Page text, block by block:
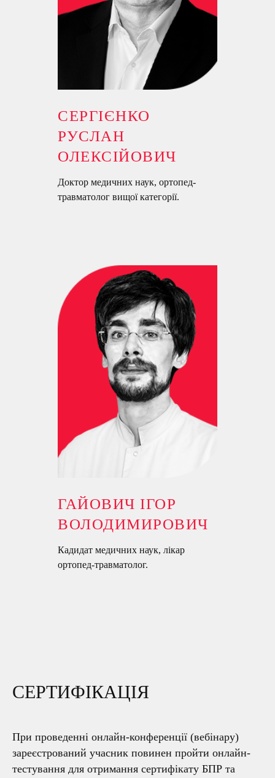
СЕРГІЄНКО
РУСЛАН
ОЛЕКСІЙОВИЧ
Доктор медичних наук, ортопед-
травматолог вищої категорії.
ГАЙОВИЧ ІГОР
ВОЛОДИМИРОВИЧ
Кадидат медичних наук, лікар
ортопед-травматолог.
СЕРТИФІКАЦІЯ
При проведенні онлайн-конференції (вебінару)
зареєстрований учасник повинен пройти онлайн-
тестування для отримання сертифікату БПР та